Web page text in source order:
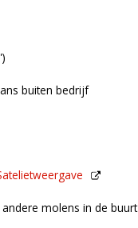
buiten bedrijf
molens in de buurt